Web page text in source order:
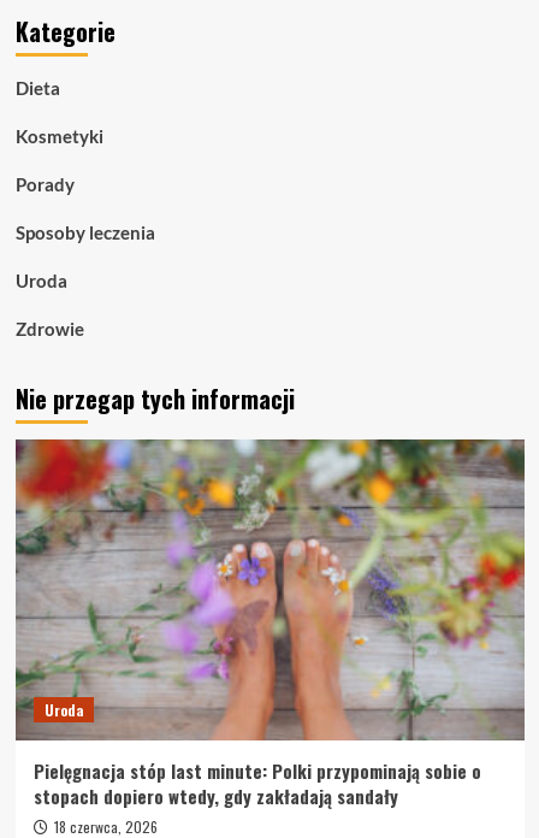
Kategorie
Dieta
Kosmetyki
Porady
Sposoby leczenia
Uroda
Zdrowie
Nie przegap tych informacji
Uroda
Pielęgnacja stóp last minute: Polki przypominają sobie o
stopach dopiero wtedy, gdy zakładają sandały
18 czerwca, 2026